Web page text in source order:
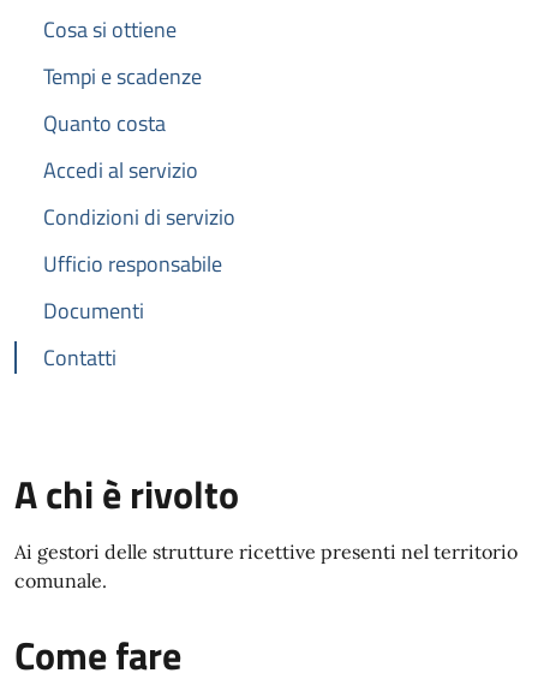
Cosa si ottiene
Tempi e scadenze
Quanto costa
Accedi al servizio
Condizioni di servizio
Ufficio responsabile
Documenti
Contatti
A chi è rivolto
Ai gestori delle strutture ricettive presenti nel territorio
comunale.
Come fare